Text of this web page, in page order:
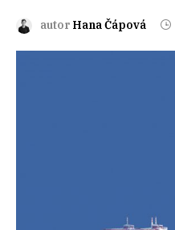
autor Hana Čápová